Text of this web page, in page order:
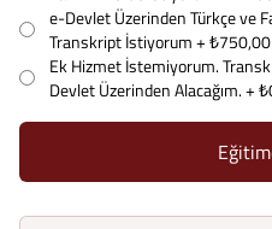
e-Devlet Üzerinden Türkçe ve
Transkript İstiyorum+ ₺750,00
Ek Hizmet İstemiyorum.
Devlet Üzerinden Alacağım.+